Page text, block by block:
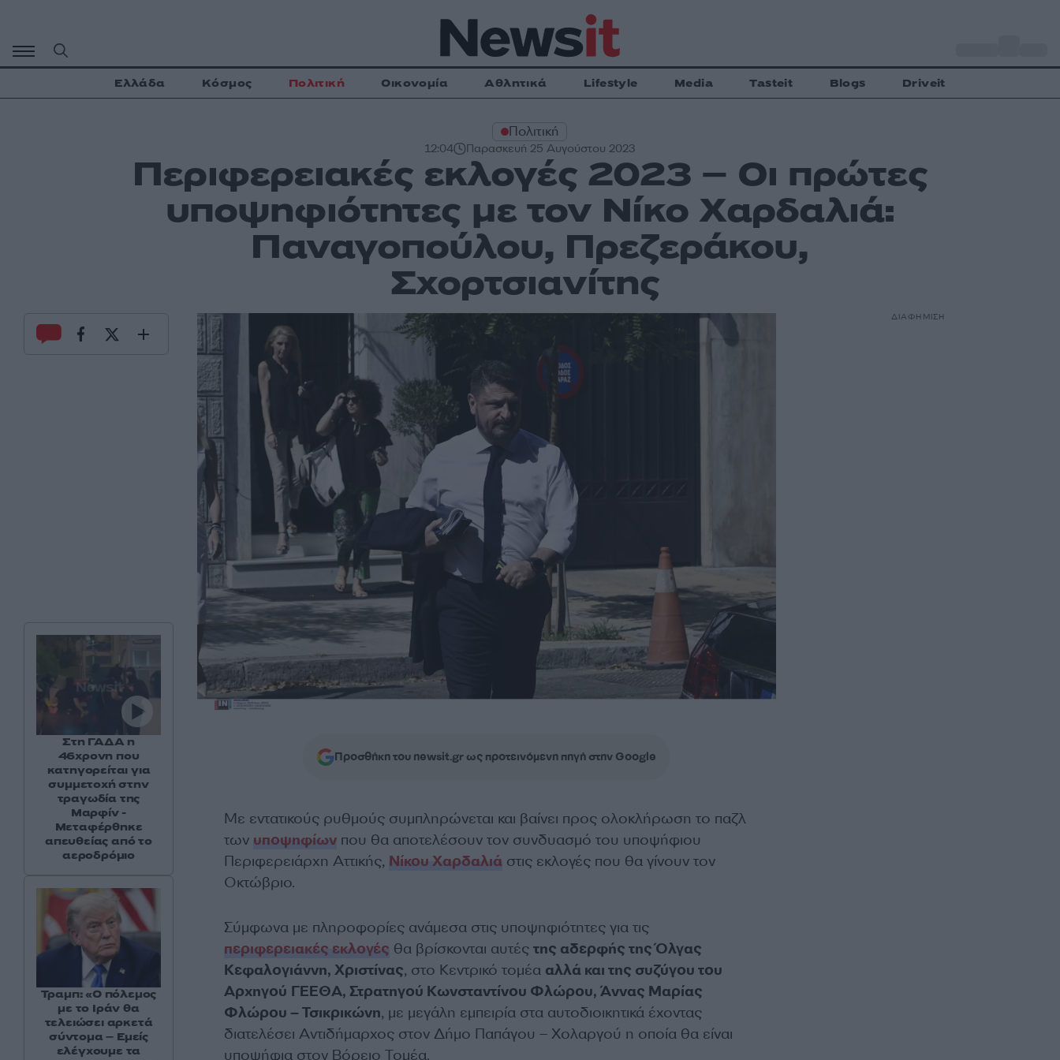
περιεχόμενο
Ελλάδα Κόσμος Πολιτική Οικονομία Αθλητικά Lifestyle Media Tasteit Blogs Driveit
Πολιτική
12:04 Παρασκευή 25 Αυγούστου 2023
Περιφερειακές εκλογές 2023 – Οι πρώτες
υποψηφιότητες με τον Νίκο Χαρδαλιά:
Παναγοπούλου, Πρεζεράκου,
Σχορτσιανίτης
Προσθήκη του newsit.gr ως προτεινόμενη πηγή στην Google
Με εντατικούς ρυθμούς συμπληρώνεται και βαίνει προς ολοκλήρωση το παζλ
των υποψηφίωνπου θα αποτελέσουν τον συνδυασμό του υποψήφιου
Περιφερειάρχη Αττικής, Νίκου Χαρδαλιάστις εκλογές που θα γίνουν τον
Οκτώβριο.
Σύμφωνα με πληροφορίες ανάμεσα στις υποψηφιότητες για τις
περιφερειακές εκλογές θα βρίσκονται αυτές της αδερφής της Όλγας
Κεφαλογιάννη, Χριστίνας, στο Κεντρικό τομέα αλλά και της συζύγου του
Αρχηγού ΓΕΕΘΑ, Στρατηγού Κωνσταντίνου Φλώρου, Άννας Μαρίας
Φλώρου – Τσικρικώνη, με μεγάλη εμπειρία στα αυτοδιοικητικά έχοντας
διατελέσει Αντιδήμαρχος στον Δήμο Παπάγου – Χολαργού η οποία θα είναι
υποψήφια στον Βόρειο Τομέα.
Στη ΓΑΔΑ η
46χρονη που
κατηγορείται για
συμμετοχή στην
τραγωδία της
Μαρφίν -
Μεταφέρθηκε
απευθείας από το
αεροδρόμιο
Τραμπ: «Ο πόλεμος
με το Ιράν θα
τελειώσει αρκετά
σύντομα – Εμείς
ελέγχουμε τα
ΔΙΑΦΗΜΙΣΗ